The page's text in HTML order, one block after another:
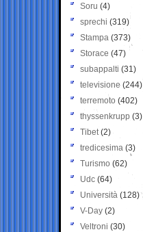
Soru (4)
sprechi (319)
Stampa (373)
Storace (47)
subappalti (31)
televisione(244)
terremoto (402)
thyssenkrupp (3)
Tibet(2)
tredicesima (3)
Turismo (62)
Udc (64)
Università (128)
V-Day (2)
Veltroni (30)